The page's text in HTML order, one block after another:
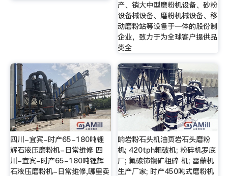
产、销大中型磨粉机设备、砂粉
设备械设备、磨粉机械设备、移
动磨粉站等设备于一体的股份制
企业，致力于为全球客户提供品
类全
四川-宜宾-时产65-180吨锂
辉石液压磨粉机-日常维修 四
川-宜宾-时产65-180吨锂辉
石液压磨粉机-日常维修,哪里卖
响岩粉石头机油页岩石头磨粉
机; 420tph粗破机; 粉碎机罗底
厂; 氟碳铈镧矿粗碎 机; 雷蒙机
生产厂家; 时产450吨式磨粉机